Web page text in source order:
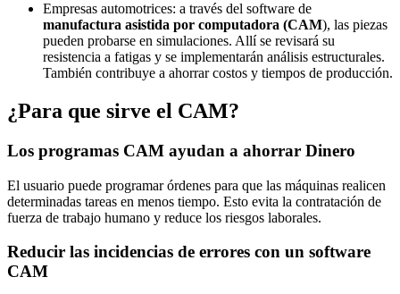
Empresas automotrices: a través del software de
manufactura asistida por computadora (CAM), las piezas
pueden probarse en simulaciones. Allí se revisará su
resistencia a fatigas y se implementarán análisis estructurales.
También contribuye a ahorrar costos y tiempos de producción.
¿Para que sirve el CAM?
Los programas CAM ayudan a ahorrar Dinero
El usuario puede programar órdenes para que las máquinas realicen
determinadas tareas en menos tiempo. Esto evita la contratación de
fuerza de trabajo humano y reduce los riesgos laborales.
Reducir las incidencias de errores con un software
CAM